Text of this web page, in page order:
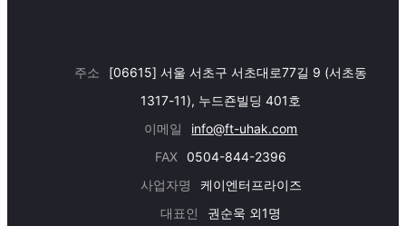
주소
[06615] 서울 서초구 서초대로77길 9 (서초동
1317-11), 누드죤빌딩 401호
이메일
info@ft-uhak.com
FAX
0504-844-2396
사업자명
케이엔터프라이즈
대표인
권순욱 외1명